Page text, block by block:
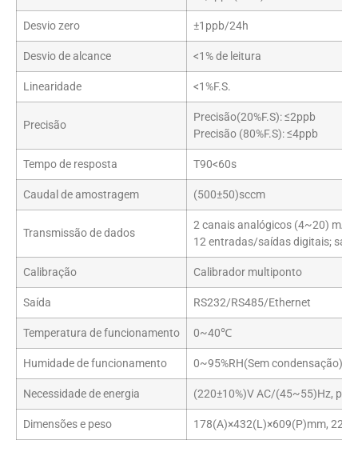
Desvio zero ±1ppb/24h
Desvio de alcance <1% de leitura
Linearidade <1%F.S.
Precisão
Precisão(20%F.S): ≤2ppb
Precisão (80%F.S): ≤4ppb
Tempo de resposta T90<60s
Caudal de amostragem (500±50)sccm
Transmissão de dados
2 canais analógicos (4~20) mA;
12 entradas/saídas digitais;
Calibração Calibrador multiponto
Saída RS232/RS485/Ethernet
Temperatura de funcionamento 0~40℃
Humidade de funcionamento 0~95%RH(Sem condensação)
Necessidade de energia (220±10%)V AC/(45~55)Hz,
Dimensões e peso 178(A)×432(L)×609(P)mm, 22kg